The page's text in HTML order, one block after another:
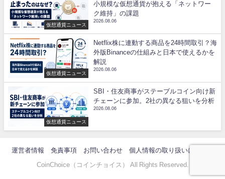
仮想通貨ニュース
小規模な仮想通貨が抱える「ネットワー
ク維持」の課題
2026.08.06
仮想通貨ニュース
Netflix株に連動する商品を24時間取引？海
外版Binanceの仕組みと日本で使えるかを
解説
2026.08.06
仮想通貨ニュース
SBI・住友商事がステーブルコイン向け新
チェーンに参加。2社の異なる狙いを分析
2026.08.06
運営者情報 免責事項 お問い合わせ 個人情報の取り扱いについて
CoinChoice（コインチョイス） All Rights Reserved.